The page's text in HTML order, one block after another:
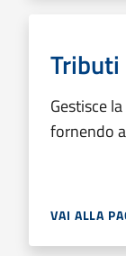
Tributi
Gestisce
fornendo
VAI ALLA